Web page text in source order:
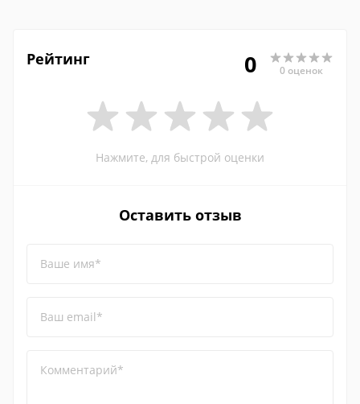
Рейтинг 0 0 оценок
Нажмите, для быстрой оценки
Оставить отзыв
Ваше имя*
Ваш email*
Комментарий*